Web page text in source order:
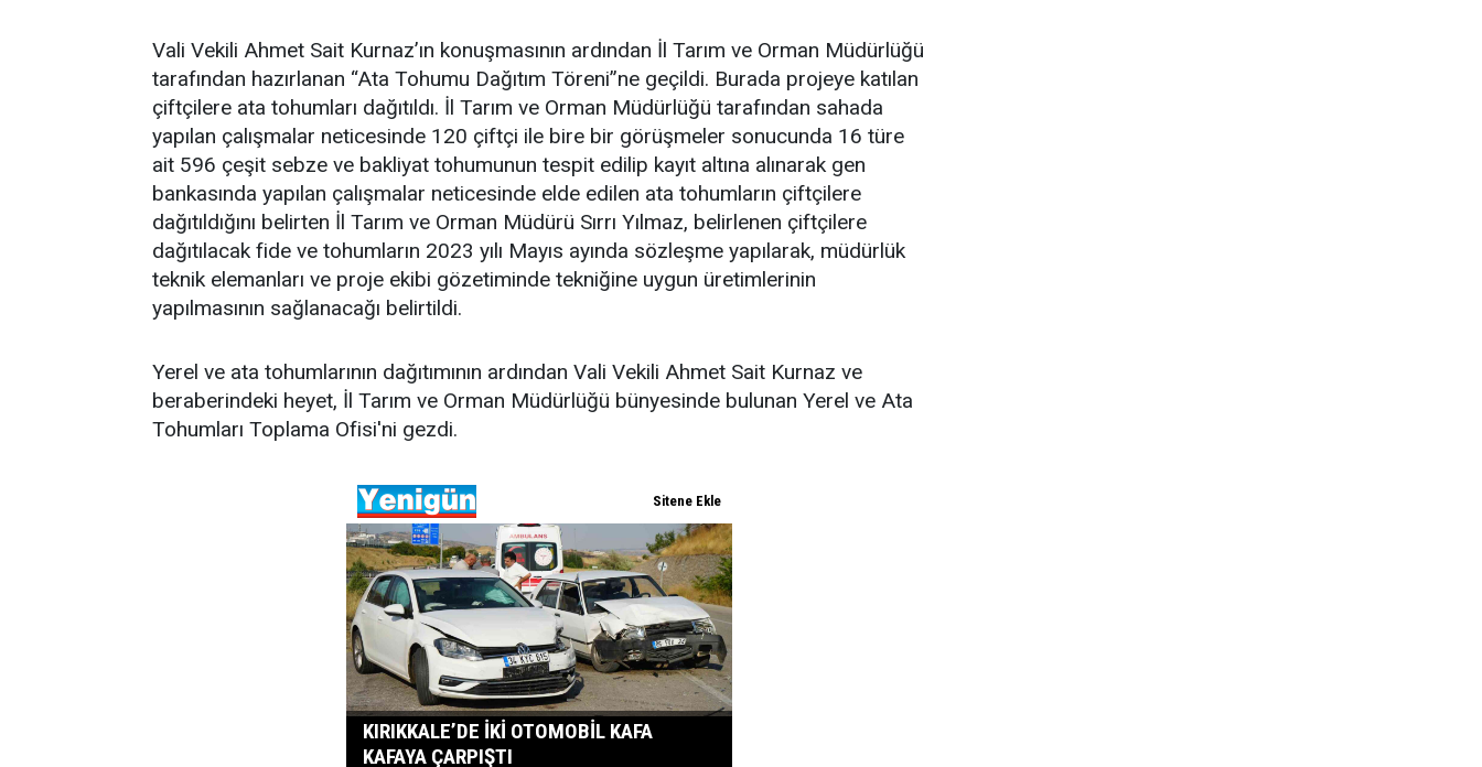
Vali Vekili Ahmet Sait Kurnaz’ın konuşmasının ardından İl Tarım ve Orman Müdürlüğü
tarafından hazırlanan “Ata Tohumu Dağıtım Töreni”ne geçildi. Burada projeye katılan
çiftçilere ata tohumları dağıtıldı. İl Tarım ve Orman Müdürlüğü tarafından sahada
yapılan çalışmalar neticesinde 120 çiftçi ile bire bir görüşmeler sonucunda 16 türe
ait 596 çeşit sebze ve bakliyat tohumunun tespit edilip kayıt altına alınarak gen
bankasında yapılan çalışmalar neticesinde elde edilen ata tohumların çiftçilere
dağıtıldığını belirten İl Tarım ve Orman Müdürü Sırrı Yılmaz, belirlenen çiftçilere
dağıtılacak fide ve tohumların 2023 yılı Mayıs ayında sözleşme yapılarak, müdürlük
teknik elemanları ve proje ekibi gözetiminde tekniğine uygun üretimlerinin
yapılmasının sağlanacağı belirtildi.
Yerel ve ata tohumlarının dağıtımının ardından Vali Vekili Ahmet Sait Kurnaz ve
beraberindeki heyet, İl Tarım ve Orman Müdürlüğü bünyesinde bulunan Yerel ve Ata
Tohumları Toplama Ofisi'ni gezdi.